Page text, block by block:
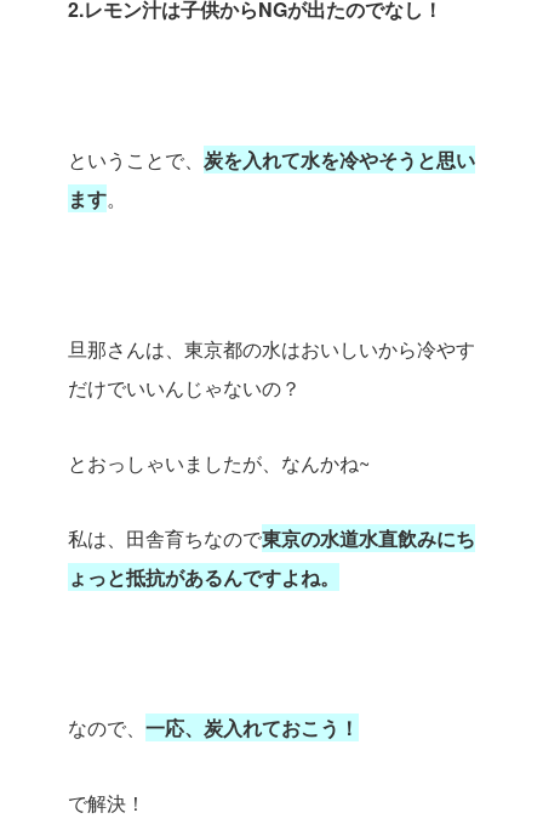
2.レモン汁は子供からNGが出たのでなし！
ということで、 炭を入れて水を冷やそうと思い
ます。
旦那さんは、東京都の水はおいしいから冷やす
だけでいいんじゃないの？
とおっしゃいましたが、なんかね~
私は、田舎育ちなので東京の水道水直飲みにち
ょっと抵抗があるんですよね。
なので、 一応、炭入れておこう！
で解決！